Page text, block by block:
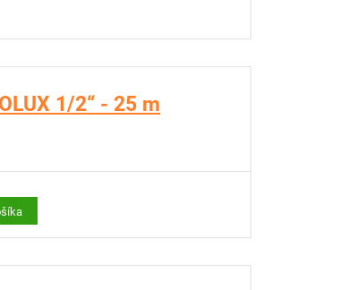
1/2“ - 25 m